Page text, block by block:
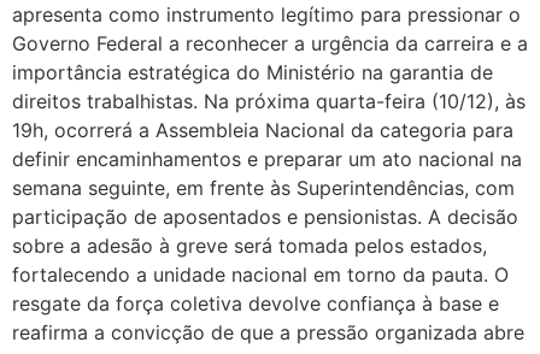
apresenta como instrumento legítimo para pressionar o
Governo Federal a reconhecer a urgência da carreira e a
importância estratégica do Ministério na garantia de
direitos trabalhistas. Na próxima quarta-feira (10/12), às
19h, ocorrerá a Assembleia Nacional da categoria para
definir encaminhamentos e preparar um ato nacional na
semana seguinte, em frente às Superintendências, com
participação de aposentados e pensionistas. A decisão
sobre a adesão à greve será tomada pelos estados,
fortalecendo a unidade nacional em torno da pauta. O
resgate da força coletiva devolve confiança à base e
reafirma a convicção de que a pressão organizada abre